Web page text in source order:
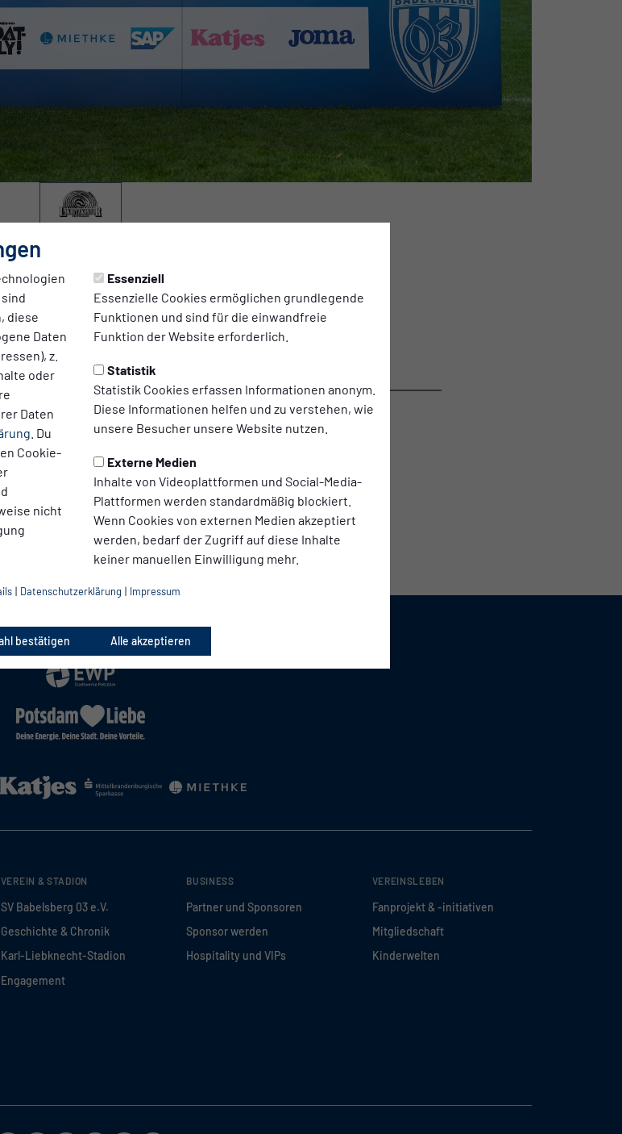
diese
Daten
z.
oder
Daten
. Du
Cookie-
nicht
Essenziell
Essenzielle Cookies ermöglichen grundlegende
Funktionen und sind für die einwandfreie
Funktion der Website erforderlich.
Statistik
Statistik Cookies erfassen Informationen anonym.
Diese Informationen helfen und zu verstehen, wie
unsere Besucher unsere Website nutzen.
Externe Medien
Inhalte von Videoplattformen und Social-Media-
Plattformen werden standardmäßig blockiert.
Wenn Cookies von externen Medien akzeptiert
werden, bedarf der Zugriff auf diese Inhalte
keiner manuellen Einwilligung mehr.
| Datenschutzerklärung | Impressum
bestätigen Alle akzeptieren
VEREIN & STADION
SV Babelsberg 03 e.V.
Geschichte & Chronik
Karl-Liebknecht-Stadion
Engagement
BUSINESS
Partner und Sponsoren
Sponsor werden
Hospitality und VIPs
VEREINSLEBEN
Fanprojekt & -initiativen
Mitgliedschaft
Kinderwelten